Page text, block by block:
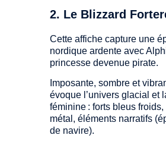
2. Le Blizzard
Cette affiche capture une
nordique ardente avec
princesse devenue pirate.
Imposante, sombre et
évoque l’univers glacial et
féminine : forts bleus
métal, éléments narratifs
de navire).